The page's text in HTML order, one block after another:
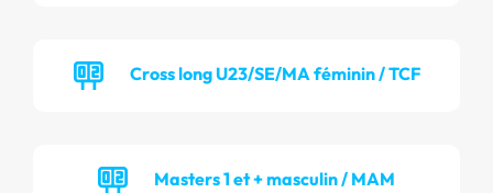
Cross long U23/SE/MA féminin / TCF
Masters 1 et + masculin / MAM